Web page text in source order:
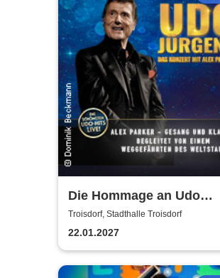
Die Hommage an Udo
Jürgens - Das Konzert mit
Alex Parker
Troisdorf, Stadthalle Troisdorf
22.01.2027